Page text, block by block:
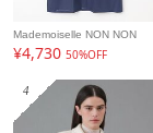
Mademoiselle NON NON
¥4,730 50%OFF
4